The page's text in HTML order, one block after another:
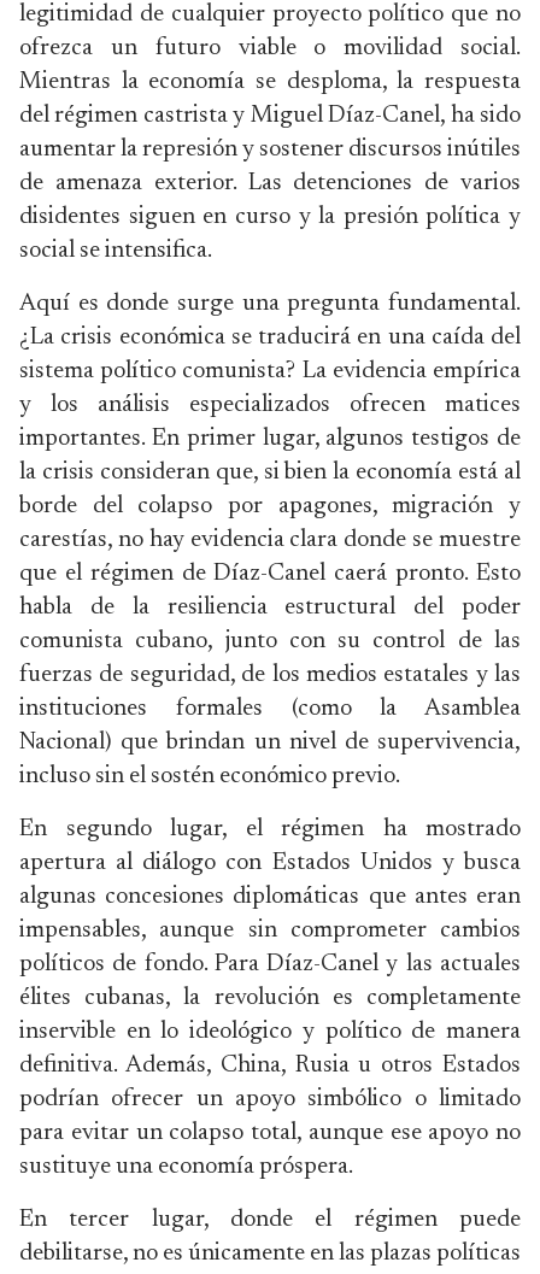
legitimidad de cualquier proyecto político que no
ofrezca un futuro viable o movilidad social.
Mientras la economía se desploma, la respuesta
del régimen castrista y Miguel Díaz-Canel, ha sido
aumentar la represión y sostener discursos inútiles
de amenaza exterior. Las detenciones de varios
disidentes siguen en curso y la presión política y
social se intensifica.
Aquí es donde surge una pregunta fundamental.
¿La crisis económica se traducirá en una caída del
sistema político comunista? La evidencia empírica
y los análisis especializados ofrecen matices
importantes. En primer lugar, algunos testigos de
la crisis consideran que, si bien la economía está al
borde del colapso por apagones, migración y
carestías, no hay evidencia clara donde se muestre
que el régimen de Díaz-Canel caerá pronto. Esto
habla de la resiliencia estructural del poder
comunista cubano, junto con su control de las
fuerzas de seguridad, de los medios estatales y las
instituciones formales (como la Asamblea
Nacional) que brindan un nivel de supervivencia,
incluso sin el sostén económico previo.
En segundo lugar, el régimen ha mostrado
apertura al diálogo con Estados Unidos y busca
algunas concesiones diplomáticas que antes eran
impensables, aunque sin comprometer cambios
políticos de fondo. Para Díaz-Canel y las actuales
élites cubanas, la revolución es completamente
inservible en lo ideológico y político de manera
definitiva. Además, China, Rusia u otros Estados
podrían ofrecer un apoyo simbólico o limitado
para evitar un colapso total, aunque ese apoyo no
sustituye una economía próspera.
En tercer lugar, donde el régimen puede
debilitarse, no es únicamente en las plazas políticas